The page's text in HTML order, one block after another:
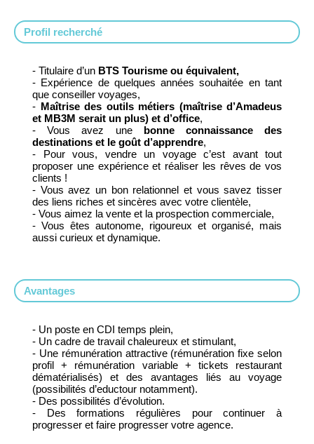
Profil recherché
- Titulaire d’un BTS Tourisme ou équivalent,
- Expérience de quelques années souhaitée en tant
que conseiller voyages,
- Maîtrise des outils métiers (maîtrise d’Amadeus
et MB3M serait un plus) et d’office,
- Vous avez une bonne connaissance des
destinations et le goût d’apprendre,
- Pour vous, vendre un voyage c’est avant tout
proposer une expérience et réaliser les rêves de vos
clients !
- Vous avez un bon relationnel et vous savez tisser
des liens riches et sincères avec votre clientèle,
- Vous aimez la vente et la prospection commerciale,
- Vous êtes autonome, rigoureux et organisé, mais
aussi curieux et dynamique.
Avantages
- Un poste en CDI temps plein,
- Un cadre de travail chaleureux et stimulant,
- Une rémunération attractive (rémunération fixe selon
profil + rémunération variable + tickets restaurant
dématérialisés) et des avantages liés au voyage
(possibilités d’eductour notamment).
- Des possibilités d’évolution.
- Des formations régulières pour continuer à
progresser et faire progresser votre agence.